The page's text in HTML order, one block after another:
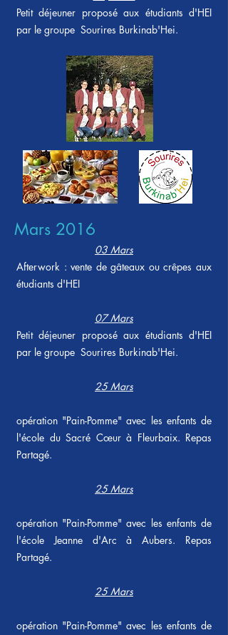
Petit déjeuner proposé aux étudiants d'HEI
par le groupe Sourires Burkinab'Hei.
Mars 2016
03 Mars
Afterwork : vente de gâteaux ou crêpes aux
étudiants d'HEI
07 Mars
Petit déjeuner proposé aux étudiants d'HEI
par le groupe Sourires Burkinab'Hei.
25 Mars
opération "Pain-Pomme" avec les enfants de
l'école du Sacré Cœur à Fleurbaix. Repas
Partagé.
25 Mars
opération "Pain-Pomme" avec les enfants de
l'école Jeanne d'Arc à Aubers. Repas
Partagé.
25 Mars
opération "Pain-Pomme" avec les enfants de